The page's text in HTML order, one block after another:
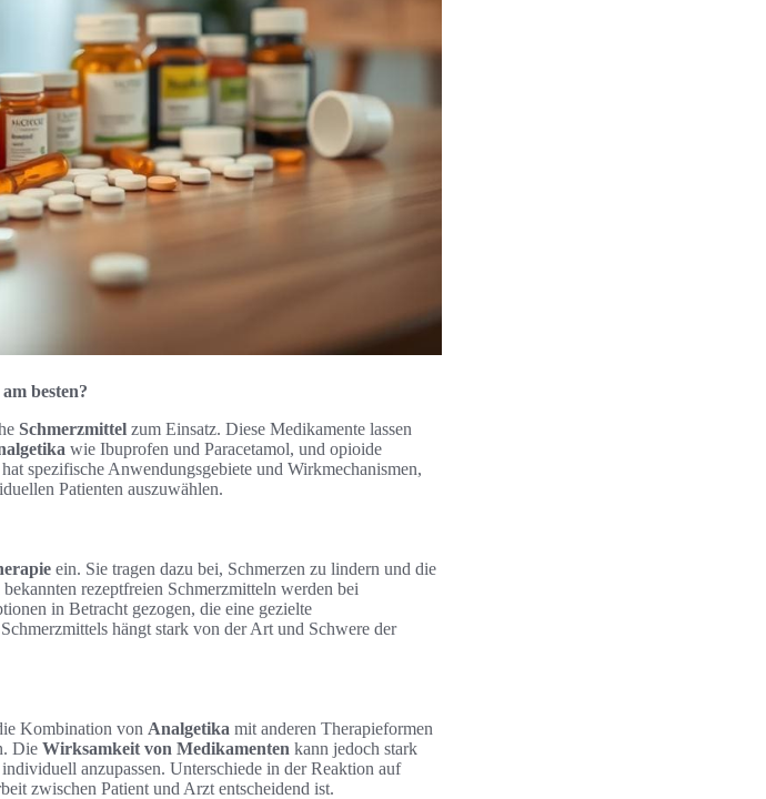
besten?
Schmerzmittel zum Einsatz. Diese Medikamente lassen
wie Ibuprofen und Paracetamol, und opioide
spezifische Anwendungsgebiete und Wirkmechanismen,
Patienten auszuwählen.
ein. Sie tragen dazu bei, Schmerzen zu lindern und die
rezeptfreien Schmerzmitteln werden bei
in Betracht gezogen, die eine gezielte
hängt stark von der Art und Schwere der
Kombination von Analgetika mit anderen Therapieformen
Die Wirksamkeit von Medikamenten kann jedoch stark
anzupassen. Unterschiede in der Reaktion auf
zwischen Patient und Arzt entscheidend ist.